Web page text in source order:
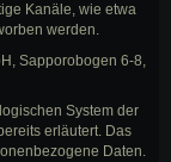
Kanäle, wie etwa
werden.
Sapporobogen 6-8,
System der
erläutert. Das
Daten.